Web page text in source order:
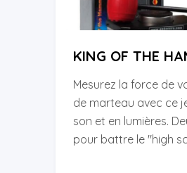
KING OF THE
Mesurez la force de
de marteau avec ce
son et en lumières.
pour battre le "high